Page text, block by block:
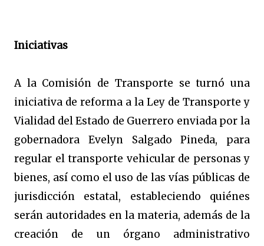
Iniciativas
A la Comisión de Transporte se turnó una
iniciativa de reforma a la Ley de Transporte y
Vialidad del Estado de Guerrero enviada por la
gobernadora Evelyn Salgado Pineda, para
regular el transporte vehicular de personas y
bienes, así como el uso de las vías públicas de
jurisdicción estatal, estableciendo quiénes
serán autoridades en la materia, además de la
creación de un órgano administrativo